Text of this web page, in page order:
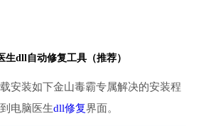
生dll自动修复工具（推荐）
安装如下金山毒霸专属解决的安装程
电脑医生dll修复界面。